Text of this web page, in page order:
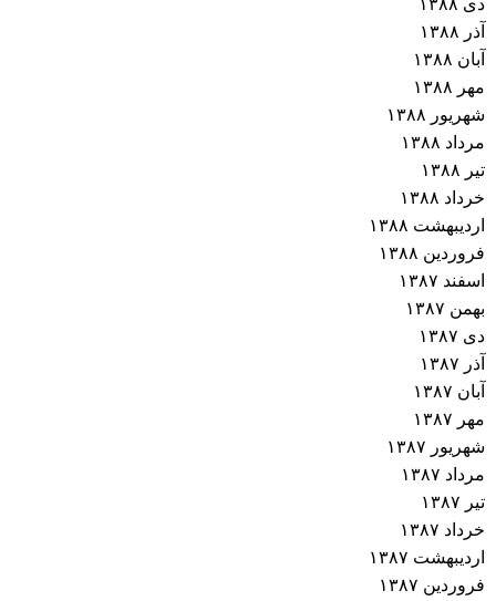
دی ۱۳۸۸
آذر ۱۳۸۸
آبان ۱۳۸۸
مهر ۱۳۸۸
شهریور ۱۳۸۸
مرداد ۱۳۸۸
تیر ۱۳۸۸
خرداد ۱۳۸۸
اردیبهشت ۱۳۸۸
فروردین ۱۳۸۸
اسفند ۱۳۸۷
بهمن ۱۳۸۷
دی ۱۳۸۷
آذر ۱۳۸۷
آبان ۱۳۸۷
مهر ۱۳۸۷
شهریور ۱۳۸۷
مرداد ۱۳۸۷
تیر ۱۳۸۷
خرداد ۱۳۸۷
اردیبهشت ۱۳۸۷
فروردین ۱۳۸۷